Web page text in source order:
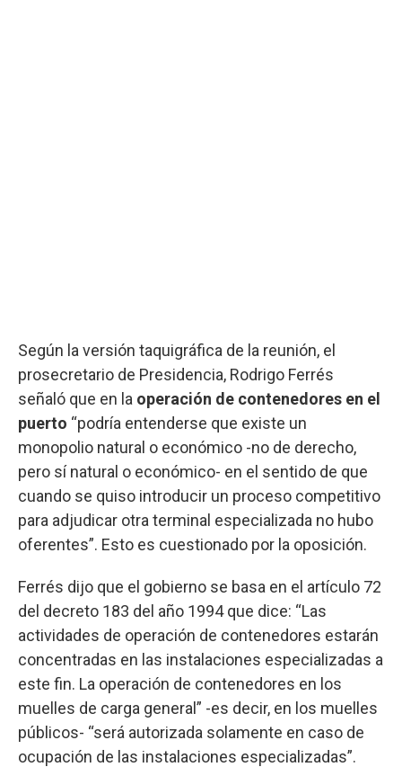
Según la versión taquigráfica de la reunión, el
prosecretario de Presidencia, Rodrigo Ferrés
señaló que en la operación de contenedores en el
puerto “podría entenderse que existe un
monopolio natural o económico -no de derecho,
pero sí natural o económico- en el sentido de que
cuando se quiso introducir un proceso competitivo
para adjudicar otra terminal especializada no hubo
oferentes”. Esto es cuestionado por la oposición.
Ferrés dijo que el gobierno se basa en el artículo 72
del decreto 183 del año 1994 que dice: “Las
actividades de operación de contenedores estarán
concentradas en las instalaciones especializadas a
este fin. La operación de contenedores en los
muelles de carga general” -es decir, en los muelles
públicos- “será autorizada solamente en caso de
ocupación de las instalaciones especializadas”.